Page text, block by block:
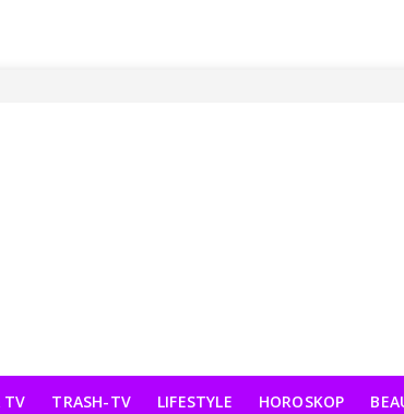
TV TRASH-TV LIFESTYLE HOROSKOP